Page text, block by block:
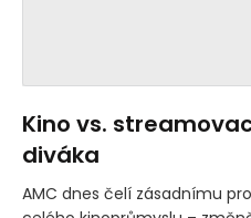
Kino vs.
diváka
AMC dnes čelí zásadnímu